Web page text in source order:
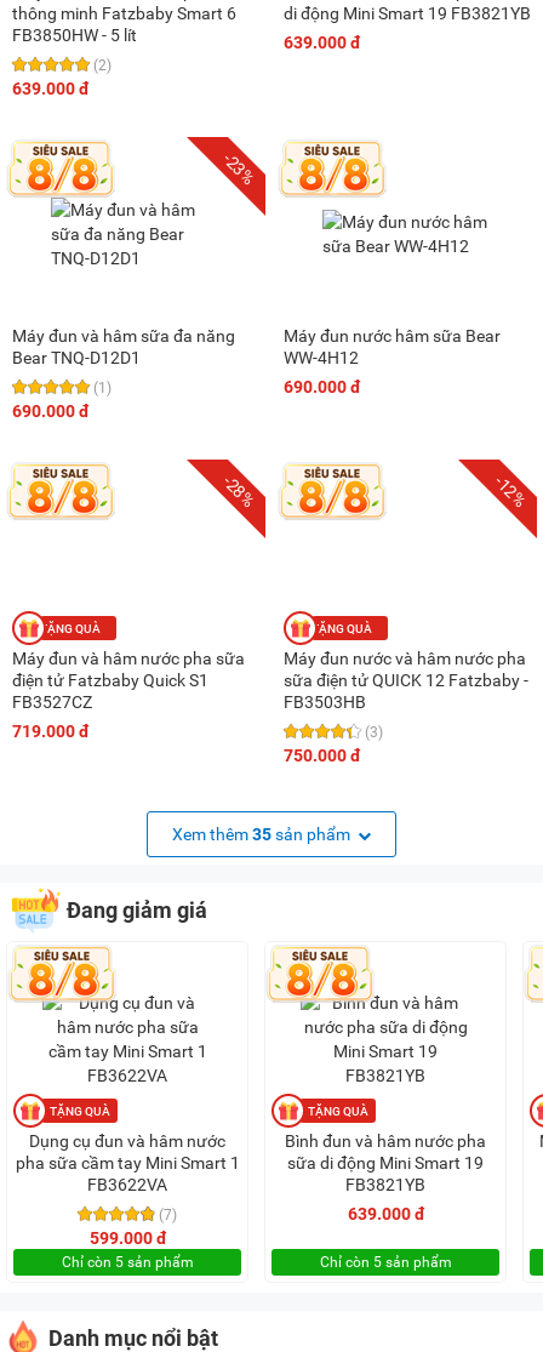
thông minh Fatzbaby Smart 6
FB3850HW - 5 lít
(2)
639.000 đ
di động Mini Smart 19 FB3821YB
639.000 đ
-23%
Máy đun và hâm sữa đa năng
Bear TNQ-D12D1
(1)
690.000 đ
Máy đun nước hâm sữa Bear
WW-4H12
690.000 đ
-28%
Máy đun và hâm nước pha sữa
điện tử Fatzbaby Quick S1
FB3527CZ
719.000 đ
-12%
Máy đun nước và hâm nước pha
sữa điện tử QUICK 12 Fatzbaby -
FB3503HB
(3)
750.000 đ
Xem thêm35sản phẩm
Đang giảm giá
Dụng cụ đun và hâm nước
pha sữa cầm tay Mini Smart 1
FB3622VA
(7)
599.000 đ
Chỉ còn 5 sản phẩm
Bình đun và hâm nước pha
sữa di động Mini Smart 19
FB3821YB
639.000 đ
Chỉ còn 5 sản phẩm
Danh mục nổi bật